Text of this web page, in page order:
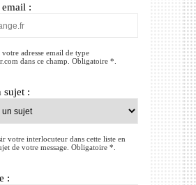
email :
adresse email de type
dans ce champ. Obligatoire *.
sujet :
votre interlocuteur dans cette liste en
de votre message. Obligatoire *.
: